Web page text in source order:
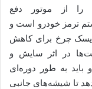
را از موتور دفع
ترمز خودرو است و
چرخ برای کاهش
در اثر سایش و
به طور دوره‌ای
تا شیشه‌های جانبی